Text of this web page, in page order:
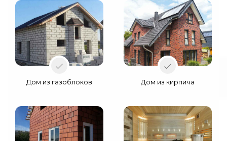
Дом из газоблоков Дом из кирпича